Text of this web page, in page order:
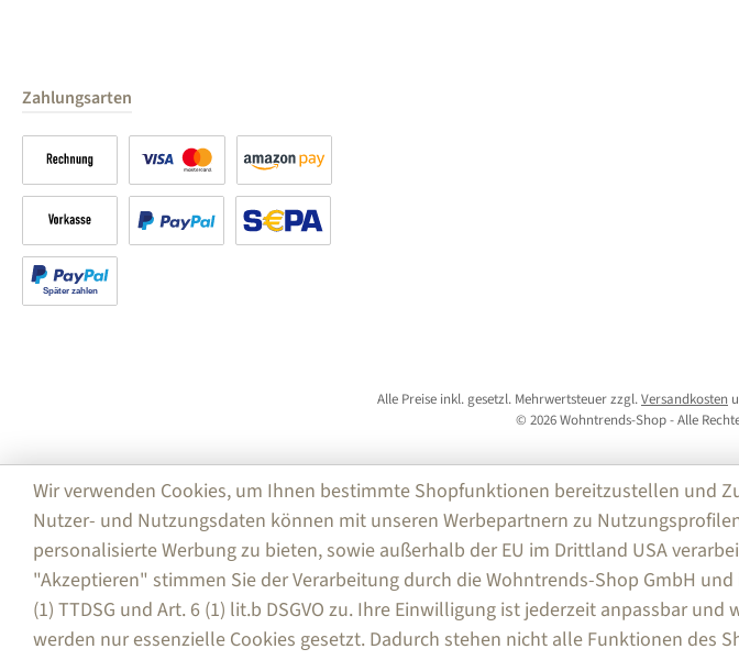
Zahlungsarten
Kreditkarte Amazon Pay
Vorkasse
Rechnung
Alle Preise inkl. gesetzl. Mehrwertsteuer zzgl.Versandkosten
© 2026 Wohntrends-Shop - Alle
Wir verwenden Cookies, um Ihnen bestimmte Shopfunktionen bereitzustellen und
Nutzer- und Nutzungsdaten können mit unseren Werbepartnern zu
personalisierte Werbung zu bieten, sowie außerhalb der EU im Drittland USA
"Akzeptieren" stimmen Sie der Verarbeitung durch die Wohntrends-Shop GmbH
(1) TTDSG und Art. 6 (1) lit.b DSGVO zu. Ihre Einwilligung ist jederzeit anpassbar
werden nur essenzielle Cookies gesetzt. Dadurch stehen nicht alle Funktionen des